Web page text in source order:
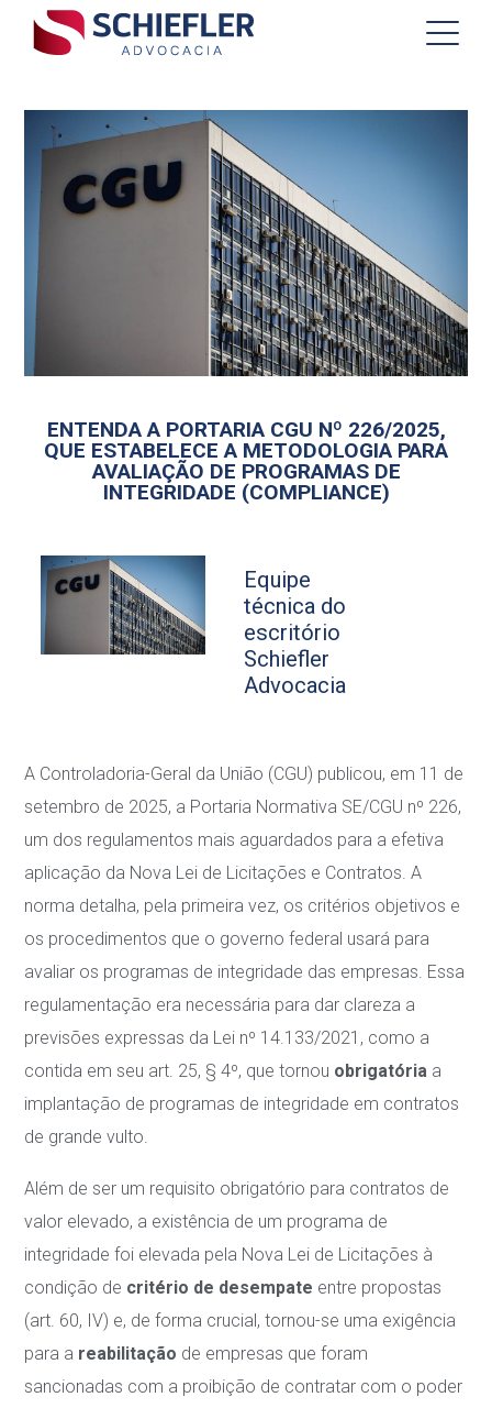
ENTENDA A PORTARIA CGU Nº 226/2025,
QUE ESTABELECE A METODOLOGIA PARA
AVALIAÇÃO DE PROGRAMAS DE
INTEGRIDADE (COMPLIANCE)
Equipe
técnica do
escritório
Schiefler
Advocacia
A Controladoria-Geral da União (CGU) publicou, em 11 de
setembro de 2025, a Portaria Normativa SE/CGU nº 226,
um dos regulamentos mais aguardados para a efetiva
aplicação da Nova Lei de Licitações e Contratos. A
norma detalha, pela primeira vez, os critérios objetivos e
os procedimentos que o governo federal usará para
avaliar os programas de integridade das empresas. Essa
regulamentação era necessária para dar clareza a
previsões expressas da Lei nº 14.133/2021, como a
contida em seu art. 25, § 4º, que tornou obrigatória a
implantação de programas de integridade em contratos
de grande vulto.
Além de ser um requisito obrigatório para contratos de
valor elevado, a existência de um programa de
integridade foi elevada pela Nova Lei de Licitações à
condição de critério de desempate entre propostas
(art. 60, IV) e, de forma crucial, tornou-se uma exigência
para a reabilitação de empresas que foram
sancionadas com a proibição de contratar com o poder